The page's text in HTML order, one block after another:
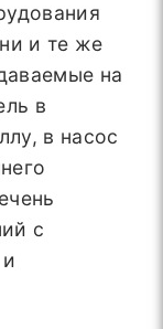
и те же
на
в
в насос
с